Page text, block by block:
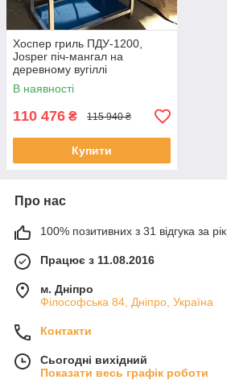
Хоспер гриль ПДУ-1200,
Josper піч-мангал на
деревному вугіллі
В наявності
110 476 ₴ 115 940 ₴
Купити
Про нас
100% позитивних з 31 відгука за рік
Працює з 11.08.2016
м. Дніпро
Філософська 84, Дніпро, Україна
Контакти
Сьогодні вихідний
Показати весь графік роботи